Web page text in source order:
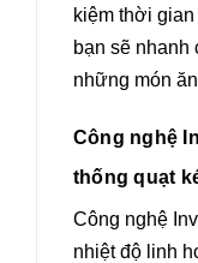
kiệm thời
bạn sẽ
những món
Công nghệ
thống quạt
Công nghệ
nhiệt độ linh